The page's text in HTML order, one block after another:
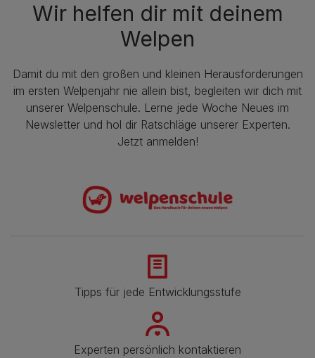
Wir helfen dir mit deinem
Welpen
Damit du mit den großen und kleinen Herausforderungen
im ersten Welpenjahr nie allein bist, begleiten wir dich mit
unserer Welpenschule. Lerne jede Woche Neues im
Newsletter und hol dir Ratschläge unserer Experten.
Jetzt anmelden!
Tipps für jede Entwicklungsstufe
Experten persönlich kontaktieren